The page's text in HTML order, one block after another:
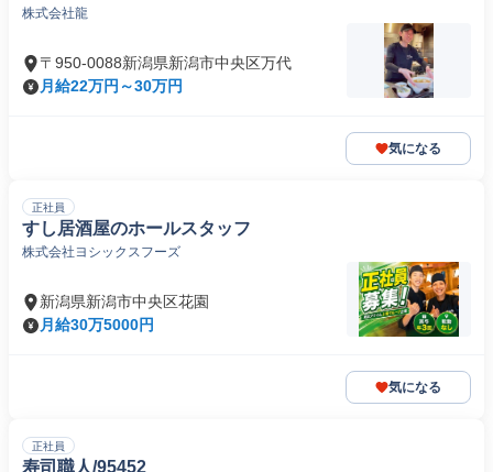
株式会社龍
〒950-0088新潟県新潟市中央区万代
月給22万円～30万円
気になる
正社員
すし居酒屋のホールスタッフ
株式会社ヨシックスフーズ
新潟県新潟市中央区花園
月給30万5000円
気になる
正社員
寿司職人/95452